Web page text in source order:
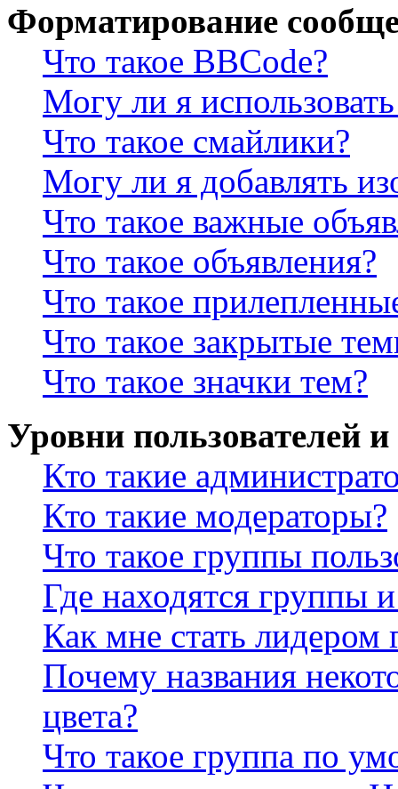
Форматирование
Что такое BBCode?
Могу ли я
Что такое смайлики?
Могу ли я добавлять
Что такое важные
Что такое объявления?
Что такое
Что такое закрытые
Что такое значки тем?
Уровни пользователей
Кто такие
Кто такие модераторы?
Что такое группы
Где находятся группы
Как мне стать лидером
Почему названия
цвета?
Что такое группа по